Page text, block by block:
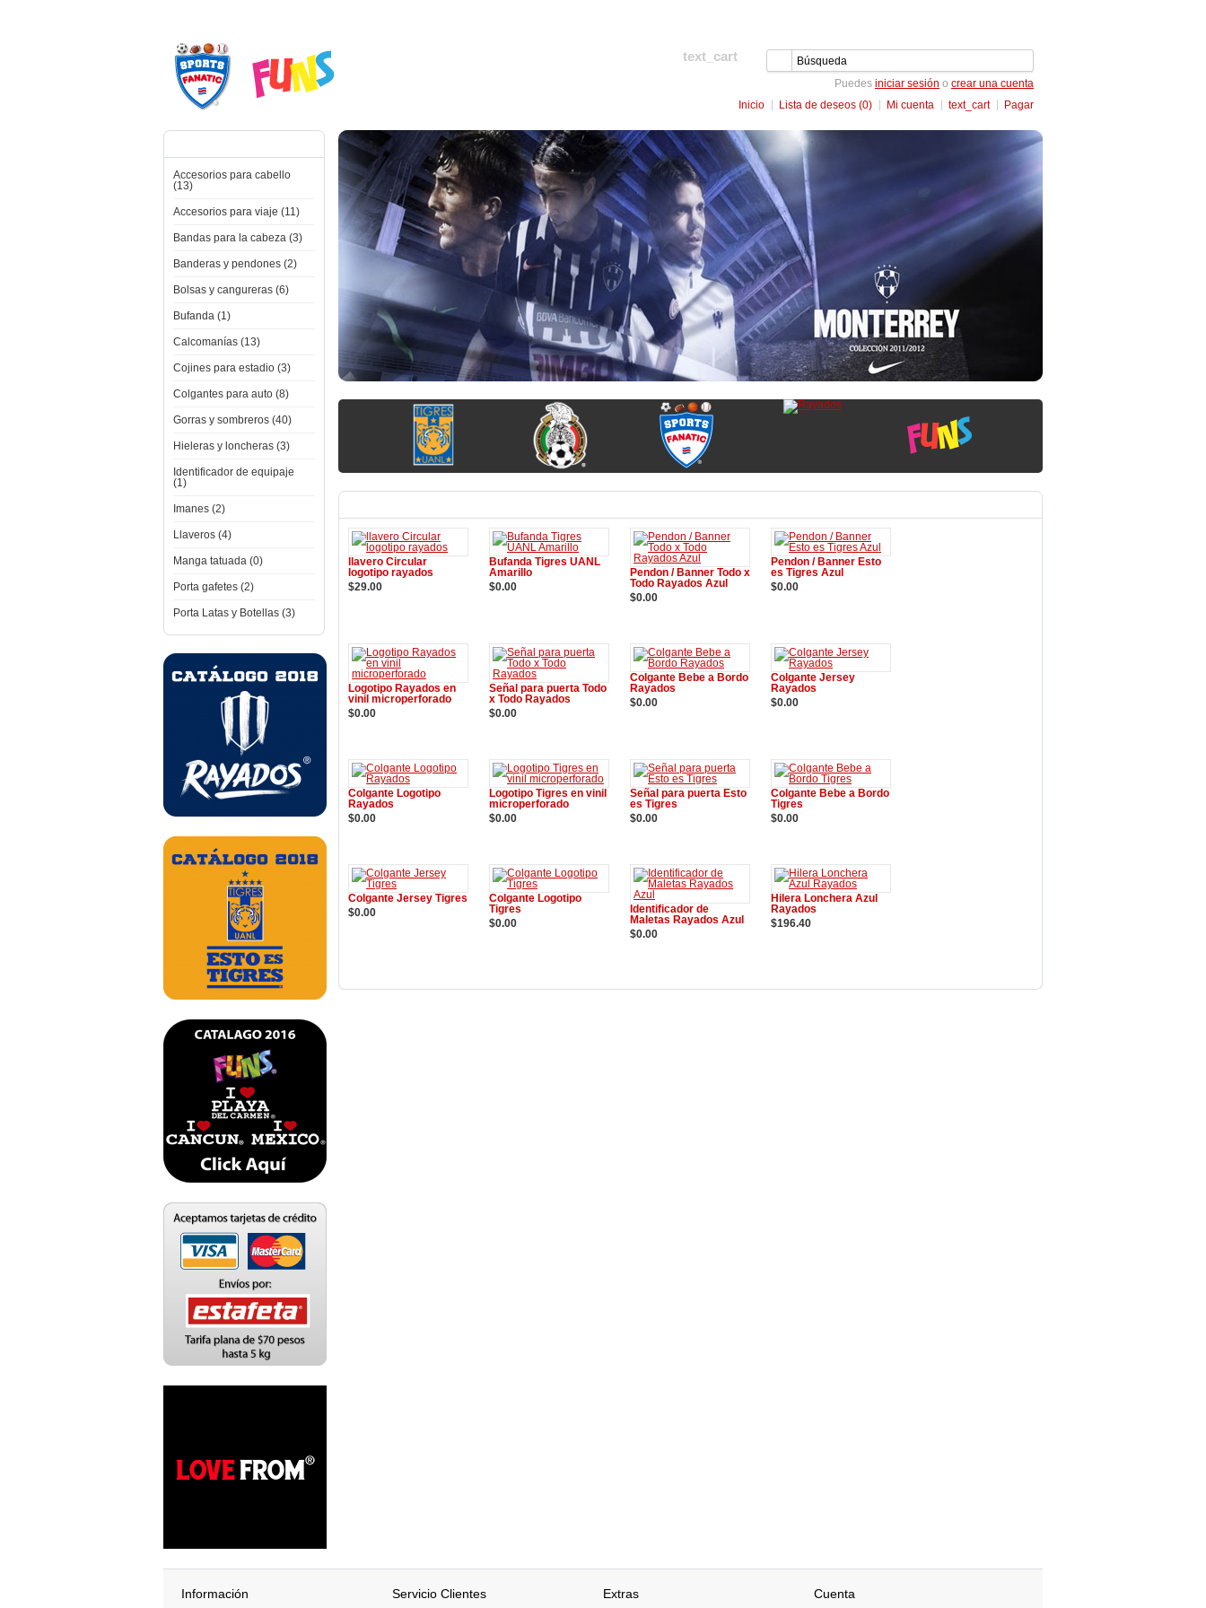
text_cart
Puedes iniciar sesión o crear una cuenta
Inicio
Lista de deseos (0) Mi cuenta text_cart Pagar
Accesorios para cabello
(13)
Accesorios para viaje (11)
Bandas para la cabeza (3)
Banderas y pendones (2)
Bolsas y cangureras (6)
Bufanda (1)
Calcomanías (13)
Cojines para estadio (3)
Colgantes para auto (8)
Gorras y sombreros (40)
Hieleras y loncheras (3)
Identificador de equipaje
(1)
Imanes (2)
Llaveros (4)
Manga tatuada (0)
Porta gafetes (2)
Porta Latas y Botellas (3)
llavero Circular
logotipo rayados
$29.00
Bufanda Tigres UANL
Amarillo
$0.00
Pendon / Banner Todo x
Todo Rayados Azul
$0.00
Pendon / Banner Esto
es Tigres Azul
$0.00
Logotipo Rayados en
vinil microperforado
$0.00
Señal para puerta Todo
x Todo Rayados
$0.00
Colgante Bebe a Bordo
Rayados
$0.00
Colgante Jersey
Rayados
$0.00
Colgante Logotipo
Rayados
$0.00
Logotipo Tigres en vinil
microperforado
$0.00
Señal para puerta Esto
es Tigres
$0.00
Colgante Bebe a Bordo
Tigres
$0.00
Colgante Jersey Tigres
$0.00
Colgante Logotipo
Tigres
$0.00
Identificador de
Maletas Rayados Azul
$0.00
Hilera Lonchera Azul
Rayados
$196.40
Información Servicio Clientes Extras Cuenta